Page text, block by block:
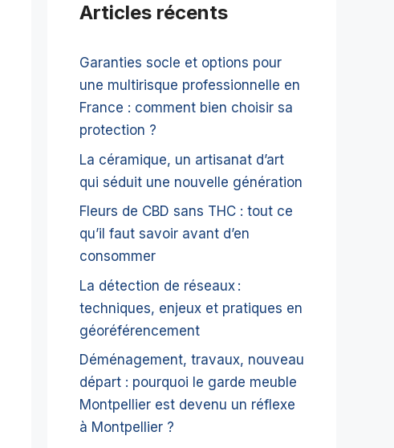
Articles récents
Garanties socle et options pour
une multirisque professionnelle en
France : comment bien choisir sa
protection ?
La céramique, un artisanat d’art
qui séduit une nouvelle génération
Fleurs de CBD sans THC : tout ce
qu’il faut savoir avant d’en
consommer
La détection de réseaux :
techniques, enjeux et pratiques en
géoréférencement
Déménagement, travaux, nouveau
départ : pourquoi le garde meuble
Montpellier est devenu un réflexe
à Montpellier ?